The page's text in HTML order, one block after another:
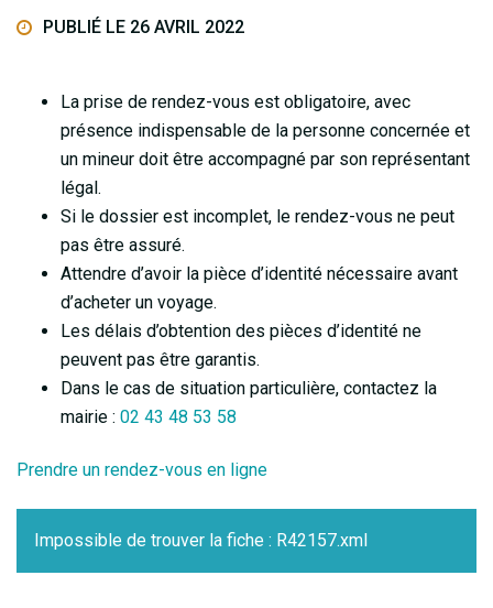
PUBLIÉ LE 26 AVRIL 2022
La prise de rendez-vous est obligatoire, avec
présence indispensable de la personne concernée et
un mineur doit être accompagné par son représentant
légal.
Si le dossier est incomplet, le rendez-vous ne peut
pas être assuré.
Attendre d’avoir la pièce d’identité nécessaire avant
d’acheter un voyage.
Les délais d’obtention des pièces d’identité ne
peuvent pas être garantis.
Dans le cas de situation particulière, contactez la
mairie : 02 43 48 53 58
Prendre un rendez-vous en ligne
Impossible de trouver la fiche : R42157.xml